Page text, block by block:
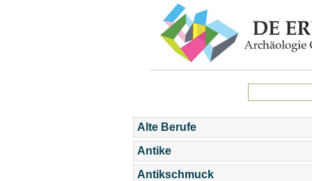
Alte Berufe
Antike
Antikschmuck